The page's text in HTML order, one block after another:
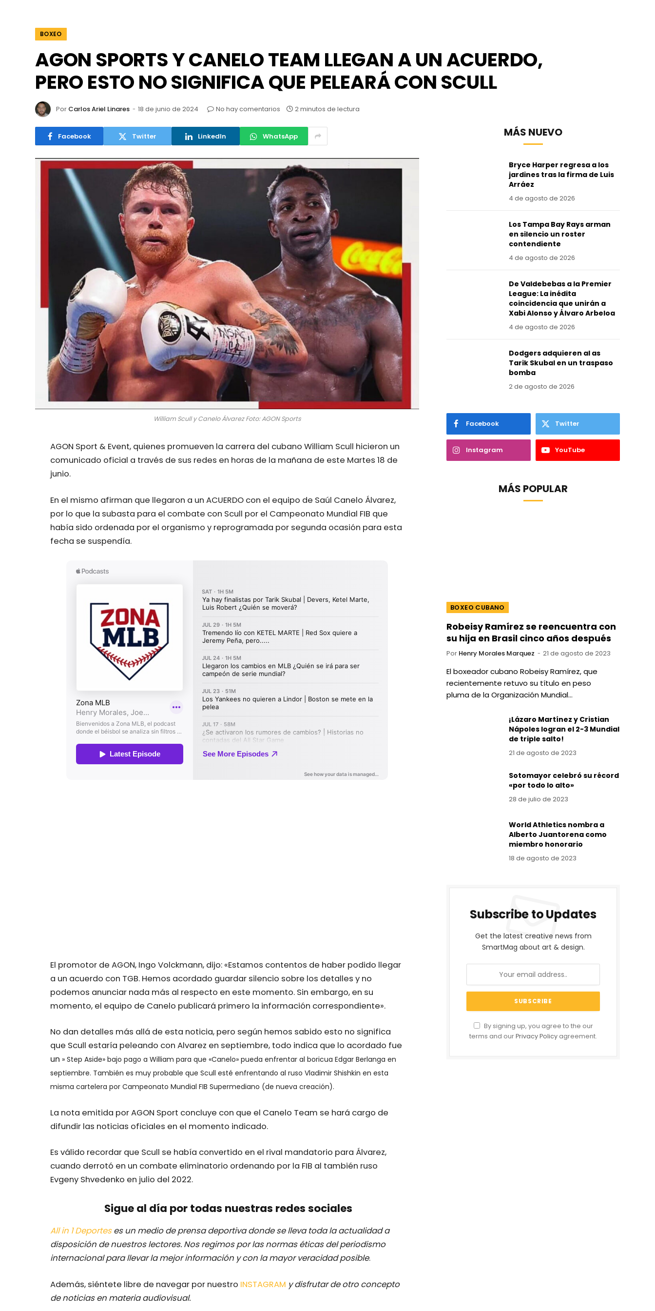
BOXEO
AGON SPORTS Y CANELO TEAM LLEGAN A UN ACUERDO,
PERO ESTO NO SIGNIFICA QUE PELEARÁ CON SCULL
Por Carlos Ariel Linares 18 de junio de 2024 No hay comentarios 2 minutos de lectura
Facebook Twitter LinkedIn WhatsApp
William Scull y Canelo Álvarez Foto: AGON Sports
AGON Sport & Event, quienes promueven la carrera del cubano William Scull hicieron un
comunicado oficial a través de sus redes en horas de la mañana de este Martes 18 de
junio.
En el mismo afirman que llegaron a un ACUERDO con el equipo de Saúl Canelo Álvarez,
por lo que la subasta para el combate con Scull por el Campeonato Mundial FIB que
había sido ordenada por el organismo y reprogramada por segunda ocasión para esta
fecha se suspendía.
El promotor de AGON, Ingo Volckmann, dijo: «Estamos contentos de haber podido llegar
a un acuerdo con TGB. Hemos acordado guardar silencio sobre los detalles y no
podemos anunciar nada más al respecto en este momento. Sin embargo, en su
momento, el equipo de Canelo publicará primero la información correspondiente».
No dan detalles más allá de esta noticia, pero según hemos sabido esto no significa
que Scull estaría peleando con Alvarez en septiembre, todo indica que lo acordado fue
un » Step Aside» bajo pago a William para que «Canelo» pueda enfrentar al boricua Edgar Berlanga en
septiembre. También es muy probable que Scull esté enfrentando al ruso Vladimir Shishkin en esta
misma cartelera por Campeonato Mundial FIB Supermediano (de nueva creación).
La nota emitida por AGON Sport concluye con que el Canelo Team se hará cargo de
difundir las noticias oficiales en el momento indicado.
Es válido recordar que Scull se había convertido en el rival mandatorio para Álvarez,
cuando derrotó en un combate eliminatorio ordenando por la FIB al también ruso
Evgeny Shvedenko en julio del 2022.
Sigue al día por todas nuestras redes sociales
All in 1 Deporteses un medio de prensa deportiva donde se lleva toda la actualidad a
disposición de nuestros lectores. Nos regimos por las normas éticas del periodismo
internacional para llevar la mejor información y con la mayor veracidad posible.
Además, siéntete libre de navegar por nuestro INSTAGRAM y disfrutar de otro concepto
de noticias en materia audiovisual.
MÁS NUEVO
Bryce Harper regresa a los
jardines tras la firma de Luis
Arráez
4 de agosto de 2026
Los Tampa Bay Rays arman
en silencio un roster
contendiente
4 de agosto de 2026
De Valdebebas a la Premier
League: La inédita
coincidencia que unirán a
Xabi Alonso y Álvaro Arbeloa
4 de agosto de 2026
Dodgers adquieren al as
Tarik Skubal en un traspaso
bomba
2 de agosto de 2026
Facebook Twitter
Instagram YouTube
MÁS POPULAR
BOXEO CUBANO
Robeisy Ramírez se reencuentra con
su hija en Brasil cinco años después
Por Henry Morales Marquez 21 de agosto de 2023
El boxeador cubano Robeisy Ramírez, que
recientemente retuvo su título en peso
pluma de la Organización Mundial…
¡Lázaro Martínez y Cristian
Nápoles logran el 2-3 Mundial
de triple salto!
21 de agosto de 2023
Sotomayor celebró su récord
«por todo lo alto»
28 de julio de 2023
World Athletics nombra a
Alberto Juantorena como
miembro honorario
18 de agosto de 2023
Subscribe to Updates
Get the latest creative news from
SmartMag about art & design.
By signing up, you agree to the our
terms and ourPrivacy Policy agreement.